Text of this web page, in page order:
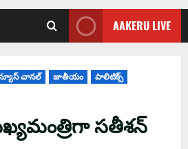
AAKERU LIVE
చానల్ జాతీయం
పాలిటిక్స్
సతీశన్